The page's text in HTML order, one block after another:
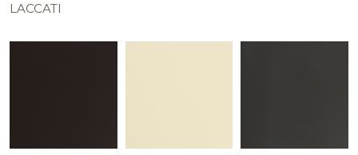
LACCATI